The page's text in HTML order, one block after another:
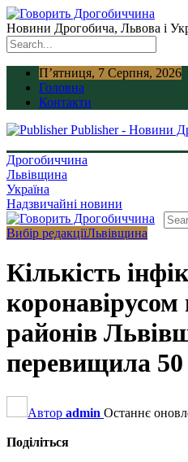
Новини Дрогобича, Львова і
П’ятниця, 7 Серпня, 2026
Головна
Контакти
Publisher - Новини
Дрогобиччина
Львівщина
Україна
Надзвичайні новини
Вибір редакціїЛьвівщина
Кількість
коронавірусом
районів
перевищила 50
Автор admin Останнє
Поділіться